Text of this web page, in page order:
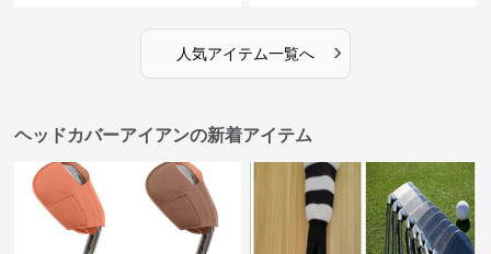
人気アイテム一覧へ ›
ヘッドカバーアイアンの新着アイテム